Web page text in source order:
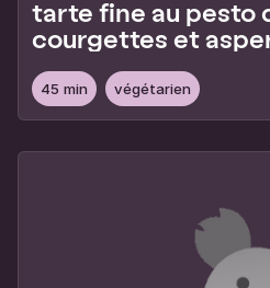
tarte fine au pesto
courgettes et
vertes
45 min végétarien